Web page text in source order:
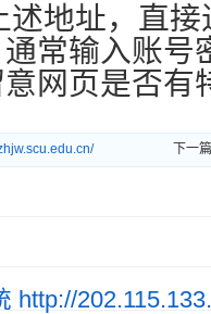
述地址，直
常输入账号
网页是否有
下一
http://